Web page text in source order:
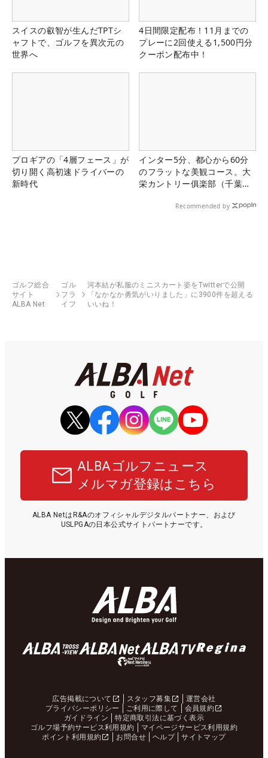
スイスの叡智が生んだTPTシ
ャフトで、ゴルフを異次元の
世界へ
4日間限定配布！11月までの
プレーに2回使える1,500円分
クーポン配布中！
プロギアの「4層フェース」が
切り開く高初速ドライバーの
新時代
インター5分、都心から60分
のフラットな美観コース。大
栄カントリー俱楽部（千葉
Recommended by
ゴルフ総合
サイト
ALBA Net
ゴル
フラ
イフ
河本結が私服のミニスカート姿をTwitterで公開
「なかなか勇気がいりました」に3900件を超える
いいね！
ALBAゴルフニュース
メルマガ登録はこちら
ALBA NetはR&Aのオフィシャルデジタルパートナー、および
USLPGAの日本公式サイトパートナーです。
広告掲載について スタッフ募集
運営会社
プライバシーポリシー
ご利用に際して
会員規約
ガイドライン
特定商取引法に基づく表示
ゴルフ場予約サービス利用規約
マイページサービス利用規約
ポイント利用規約
お問合せ ヘルプ サイトマップ